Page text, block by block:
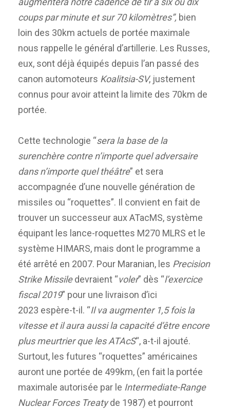
coups par minute et sur 70 kilomètres”, bien
loin des 30km actuels de portée maximale
nous rappelle le général d’artillerie. Les Russes,
eux, sont déjà équipés depuis l’an passé des
canon automoteurs Koalitsia-SV, justement
connus pour avoir atteint la limite des 70km de
portée.
Cette technologie “sera la base de la
surenchère contre n’importe quel adversaire
dans n’importe quel théâtre” et sera
accompagnée d’une nouvelle génération de
missiles ou “roquettes”. Il convient en fait de
trouver un successeur aux ATacMS, système
équipant les lance-roquettes M270 MLRS et le
système HIMARS, mais dont le programme a
été arrêté en 2007. Pour Maranian, les Precision
Strike Missiledevraient “voler” dès “l’exercice
fiscal 2019” pour une livraison d’ici
2023 espère-t-il. “Il va augmenter 1,5 fois la
vitesse et il aura aussi la capacité d’être encore
plus meurtrier que les ATAcS“, a-t-il ajouté.
Surtout, les futures “roquettes” américaines
auront une portée de 499km, (en fait la portée
maximale autorisée par le Intermediate-Range
Nuclear Forces Treatyde 1987) et pourront